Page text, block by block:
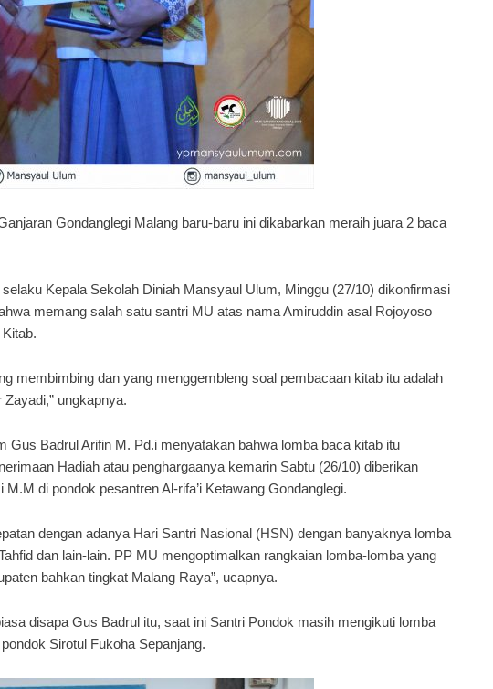
Gondanglegi Malang baru-baru ini dikabarkan meraih juara 2 baca
Kepala Sekolah Diniah Mansyaul Ulum, Minggu (27/10) dikonfirmasi
memang salah satu santri MU atas nama Amiruddin asal Rojoyoso
membimbing dan yang menggembleng soal pembacaan kitab itu adalah
ungkapnya.
Gus Badrul Arifin M. Pd.i menyatakan bahwa lomba baca kitab itu
Hadiah atau penghargaanya kemarin Sabtu (26/10) diberikan
di pondok pesantren Al-rifa’i Ketawang Gondanglegi.
dengan adanya Hari Santri Nasional (HSN) dengan banyaknya lomba
dan lain-lain. PP MU mengoptimalkan rangkaian lomba-lomba yang
bahkan tingkat Malang Raya”, ucapnya.
disapa Gus Badrul itu, saat ini Santri Pondok masih mengikuti lomba
Sirotul Fukoha Sepanjang.